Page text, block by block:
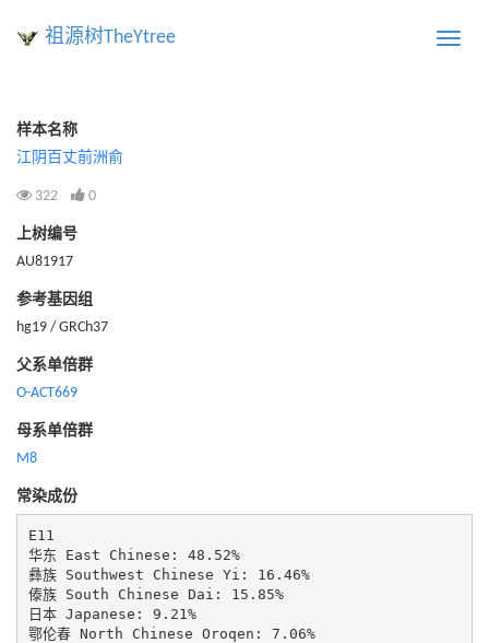
Toggle
祖源树TheYtree
样本名称
江阴百丈前洲俞
322 0
上树编号
AU81917
参考基因组
hg19 / GRCh37
父系单倍群
O-ACT669
母系单倍群
M8
常染成份
E11
华东 East Chinese: 48.52%
彝族 Southwest Chinese Yi: 16.46%
傣族 South Chinese Dai: 15.85%
日本 Japanese: 9.21%
鄂伦春 North Chinese Oroqen: 7.06%